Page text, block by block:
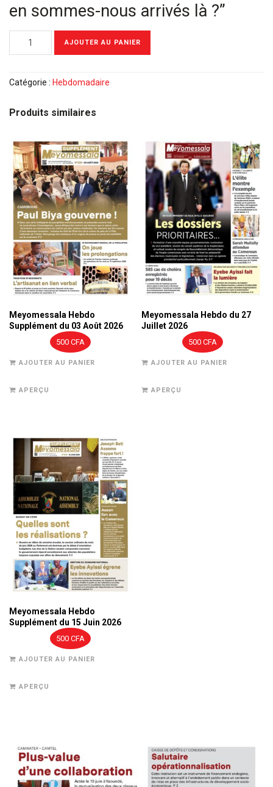
en sommes-nous arrivés là ?”
Hebdo
Janvier
AJOUTER AU PANIER
Catégorie : Hebdomadaire
Produits similaires
Meyomessala Hebdo
Supplément du 03 Août 2026
500 CFA
AJOUTER AU PANIER
APERÇU
Meyomessala Hebdo du 27
Juillet 2026
500CFA
AJOUTER AU PANIER
APERÇU
Meyomessala Hebdo
Supplément du 15 Juin 2026
500 CFA
AJOUTER AU PANIER
APERÇU